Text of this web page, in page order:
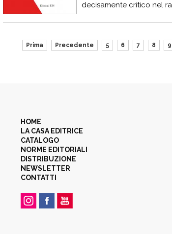
decisamente critico nel
Prima Precedente 5 6 7 8 9
HOME
LA CASA EDITRICE
CATALOGO
NORME EDITORIALI
DISTRIBUZIONE
NEWSLETTER
CONTATTI